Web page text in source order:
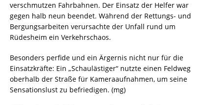
verschmutzen Fahrbahnen. Der Einsatz der Helfer war
gegen halb neun beendet. Während der Rettungs- und
Bergungsarbeiten verursachte der Unfall rund um
Rüdesheim ein Verkehrschaos.
Besonders perfide und ein Ärgernis nicht nur für die
Einsatzkräfte: Ein „Schaulästiger“ nutzte einen Feldweg
oberhalb der Straße für Kameraaufnahmen, um seine
Sensationslust zu befriedigen. (mg)